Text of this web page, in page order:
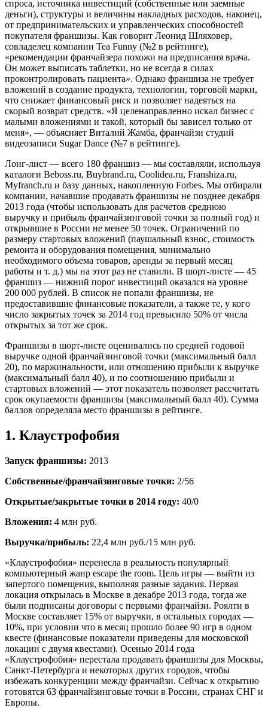
спроса, источника инвестиций (собственные или заемные
деньги), структуры и величины накладных расходов, наконец,
от предпринимательских и управленческих способностей
покупателя франшизы. Как говорит Леонид Шляховер,
совладелец компании Tea Funny (№2 в рейтинге),
«рекомендации франчайзера похожи на предписания врача.
Он может выписать таблетки, но не всегда в силах
проконтролировать пациента». Однако франшиза не требует
вложений в создание продукта, технологии, торговой марки,
что снижает финансовый риск и позволяет надеяться на
скорый возврат средств. «Я целенаправленно искал бизнес с
малыми вложениями и такой, который бы зависел только от
меня», — объясняет Виталий Жамба, франчайзи студий
видеозаписи Sugar Dance (№7 в рейтинге).
Лонг-лист — всего 180 франшиз — мы составляли, используя
каталоги Beboss.ru, Buybrand.ru, Coolidea.ru, Franshiza.ru,
Myfranch.ru и базу данных, накопленную Forbes. Мы отбирали
компании, начавшие продавать франшизы не позднее декабря
2013 года (чтобы использовать для расчетов среднюю
выручку и прибыль франчайзинговой точки за полный год) и
открывшие в России не менее 50 точек. Ограничений по
размеру стартовых вложений (паушальный взнос, стоимость
ремонта и оборудования помещения, минимально
необходимого объема товаров, аренды за первый месяц
работы и т. д.) мы на этот раз не ставили. В шорт-листе — 45
франшиз — нижний порог инвестиций оказался на уровне
200 000 рублей. В список не попали франшизы, не
предоставившие финансовые показатели, а также те, у кого
число закрытых точек за 2014 год превысило 50% от числа
открытых за тот же срок.
Франшизы в шорт-листе оценивались по средней годовой
выручке одной франчайзинговой точки (максимальный балл
20), по маржинальности, или отношению прибыли к выручке
(максимальный балл 40), и по соотношению прибыли и
стартовых вложений — этот показатель позволяет рассчитать
срок окупаемости франшизы (максимальный балл 40). Сумма
баллов определяла место франшизы в рейтинге.
1. Клаустрофобия
Запуск франшизы: 2013
Собственные/франчайзинговые точки: 2/56
Открытые/закрытые точки в 2014 году: 40/0
Вложения: 4 млн руб.
Выручка/прибыль: 22,4 млн руб./15 млн руб.
«Клаустрофобия» перенесла в реальность популярный
компьютерный жанр escape the room. Цель игры — выйти из
запертого помещения, выполняя разные задания. Первая
локация открылась в Москве в декабре 2013 года, тогда же
были подписаны договоры с первыми франчайзи. Роялти в
Москве составляет 15% от выручки, в остальных городах —
10%, при условии что в месяц прошло более 90 игр в одном
квесте (финансовые показатели приведены для московской
локации с двумя квестами). Осенью 2014 года
«Клаустрофобия» перестала продавать франшизы для Москвы,
Санкт-Петербурга и некоторых других городов, чтобы
избежать конкуренции между франчайзи. Сейчас к открытию
готовятся 63 франчайзинговые точки в России, странах СНГ и
Европы.